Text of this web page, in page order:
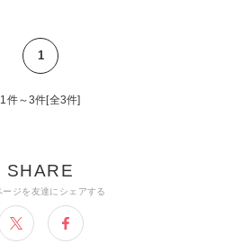
1
1件～3件[全3件]